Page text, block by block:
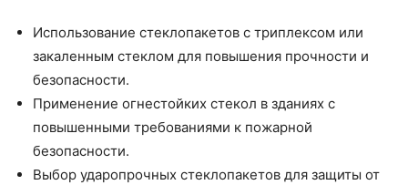
Использование стеклопакетов с триплексом или
закаленным стеклом для повышения прочности и
безопасности.
Применение огнестойких стекол в зданиях с
повышенными требованиями к пожарной
безопасности.
Выбор ударопрочных стеклопакетов для защиты от